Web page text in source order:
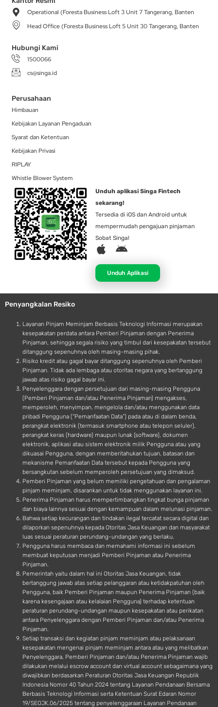
g
r
a
m
o
-
t
r
i
Operational (Foresta Business Loft 3 Unit 7 Tangerang, Banten
Head Office (Foresta Business Loft 5 Unit 30 Tangerang, Banten
Hubungi Kami
1500066
cs@singa.id
Perusahaan
Himbauan
Kebijakan Layanan Pengaduan
Syarat dan Ketentuan
Kebijakan Privasi
RIPLAY
Whistle Blower System
Unduh aplikasi Singa Fintech
sekarang!
Tersedia di iOS dan Android untuk
mempermudah pengajuan pinjaman
Sobat Singa!
A
p
l
e
A
d
r
o
d
Unduh Aplikasi
Penyangkalan Resiko
Layanan Pinjam Meminjam Berbasis Teknologi Informasi merupakan
kesepakatan perdata antara Pemberi Pinjaman dengan Penerima
Pinjaman, sehingga segala risiko yang timbul dari kesepakatan tersebut
ditanggung sepenuhnya oleh masing-masing pihak.
Risiko kredit atau gagal bayar ditanggung sepenuhnya oleh Pemberi
Pinjaman. Tidak ada lembaga atau otoritas negara yang bertanggung
jawab atas risiko gagal bayar ini.
Penyelenggara dengan persetujuan dari masing-masing Pengguna
(Pemberi Pinjaman dan/atau Penerima Pinjaman) mengakses,
memperoleh, menyimpan, mengelola dan/atau menggunakan data
pribadi Pengguna (“Pemanfaatan Data”) pada atau di dalam benda,
perangkat elektronik (termasuk smartphone atau telepon seluler),
perangkat keras (hardware) maupun lunak (software), dokumen
elektronik, aplikasi atau sistem elektronik milik Pengguna atau yang
dikuasai Pengguna, dengan memberitahukan tujuan, batasan dan
mekanisme Pemanfaatan Data tersebut kepada Pengguna yang
bersangkutan sebelum memperoleh persetujuan yang dimaksud.
Pemberi Pinjaman yang belum memiliki pengetahuan dan pengalaman
pinjam meminjam, disarankan untuk tidak menggunakan layanan ini.
Penerima Pinjaman harus mempertimbangkan tingkat bunga pinjaman
dan biaya lainnya sesuai dengan kemampuan dalam melunasi pinjaman.
Bahwa setiap kecurangan dan tindakan ilegal tercatat secara digital dan
dilaporkan sepenuhnya kepada Otoritas Jasa Keuangan dan masyarakat
luas sesuai peraturan perundang-undangan yang berlaku.
Pengguna harus membaca dan memahami informasi ini sebelum
membuat keputusan menjadi Pemberi Pinjaman atau Penerima
Pinjaman.
Pemerintah yaitu dalam hal ini Otoritas Jasa Keuangan, tidak
bertanggung jawab atas setiap pelanggaran atau ketidakpatuhan oleh
Pengguna, baik Pemberi Pinjaman maupun Penerima Pinjaman (baik
karena kesengajaan atau kelalaian Pengguna) terhadap ketentuan
peraturan perundang-undangan maupun kesepakatan atau perikatan
antara Penyelenggara dengan Pemberi Pinjaman dan/atau Penerima
Pinjaman.
Setiap transaksi dan kegiatan pinjam meminjam atau pelaksanaan
kesepakatan mengenai pinjam meminjam antara atau yang melibatkan
Penyelenggara, Pemberi Pinjaman dan/atau Penerima Pinjaman wajib
dilakukan melalui escrow account dan virtual account sebagaimana yang
diwajibkan berdasarkan Peraturan Otoritas Jasa Keuangan Republik
Indonesia Nomor 40 Tahun 2024 tentang Layanan Pendanaan Bersama
Berbasis Teknologi Informasi serta Ketentuan Surat Edaran Nomor
19/SEOJK.06/2025 tentang penyelenggaraan Layanan Pendanaan